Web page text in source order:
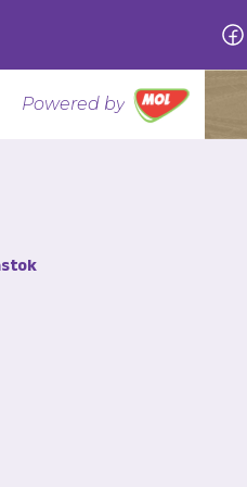
Powered by
egyik